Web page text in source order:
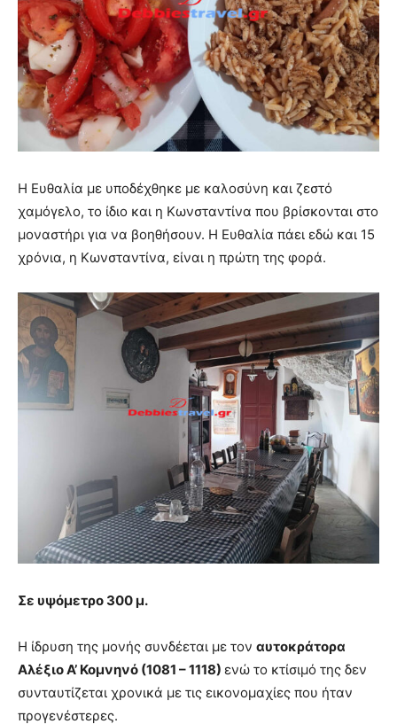
Η Ευθαλία με υποδέχθηκε με καλοσύνη και ζεστό
χαμόγελο, το ίδιο και η Κωνσταντίνα που βρίσκονται στο
μοναστήρι για να βοηθήσουν. Η Ευθαλία πάει εδώ και 15
χρόνια, η Κωνσταντίνα, είναι η πρώτη της φορά.
Σε υψόμετρο 300 μ.
Η ίδρυση της μονής συνδέεται με τον αυτοκράτορα
Αλέξιο Α’ Κομνηνό (1081 – 1118) ενώ το κτίσιμό της δεν
συνταυτίζεται χρονικά με τις εικονομαχίες που ήταν
προγενέστερες.